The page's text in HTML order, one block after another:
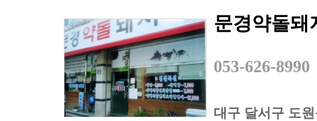
문경약돌돼
053-626-8990
대구 달서구 도